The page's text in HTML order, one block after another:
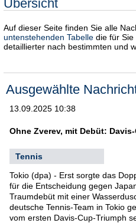
Übersicht
Auf dieser Seite finden Sie alle
untenstehenden Tabelle die für
detaillierter nach bestimmten und
Ausgewählte
13.09.2025 10:38
Ohne Zverev, mit Debüt:
Tennis
Tokio (dpa) - Erst sorgte das
für die Entscheidung gegen
Traumdebüt mit einer
deutsche Tennis-Team in Tokio
vom ersten Davis-Cup-Triumph